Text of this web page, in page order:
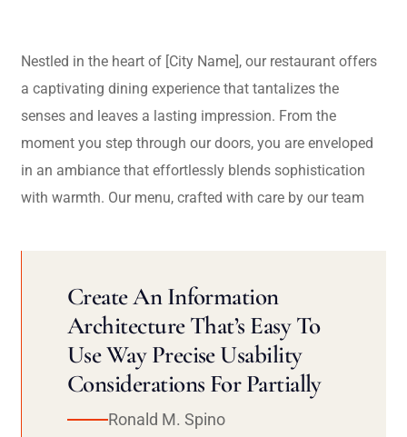
Nestled in the heart of [City Name], our restaurant offers
a captivating dining experience that tantalizes the
senses and leaves a lasting impression. From the
moment you step through our doors, you are enveloped
in an ambiance that effortlessly blends sophistication
with warmth. Our menu, crafted with care by our team
Create An Information
Architecture That’s Easy To
Use Way Precise Usability
Considerations For Partially
Ronald M. Spino